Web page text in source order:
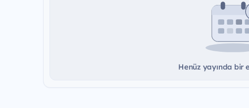
Henüz yayında bir